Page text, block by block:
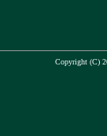
Copyright (C)